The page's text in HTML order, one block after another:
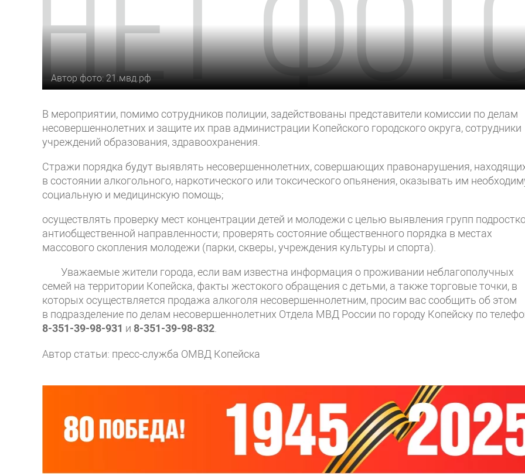
Автор фото: 21.мвд.рф
В мероприятии, помимо сотрудников полиции, задействованы представители комиссии по делам
несовершеннолетних и защите их прав администрации Копейского городского округа, сотрудники
учреждений образования, здравоохранения.
Стражи порядка будут выявлять несовершеннолетних, совершающих правонарушения,
в состоянии алкогольного, наркотического или токсического опьянения, оказывать им
социальную и медицинскую помощь;
осуществлять проверку мест концентрации детей и молодежи с целью выявления групп
антиобщественной направленности; проверять состояние общественного порядка в местах
массового скопления молодежи (парки, скверы, учреждения культуры и спорта).
Уважаемые жители города, если вам известна информация о проживании неблагополучных
семей на территории Копейска, факты жестокого обращения с детьми, а также торговые точки, в
которых осуществляется продажа алкоголя несовершеннолетним, просим вас сообщить об этом
в подразделение по делам несовершеннолетних Отдела МВД России по городу Копейску по
8-351-39-98-931 и 8-351-39-98-832.
Автор статьи: пресс-служба ОМВД Копейска